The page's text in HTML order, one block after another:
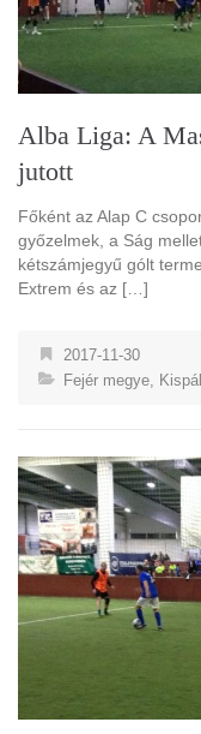
Alba Liga: A
jutott
Főként az Alap C
győzelmek, a Ság
kétszámjegyű gólt
Extrem és az […]
2017-11-30
Fejér megye,